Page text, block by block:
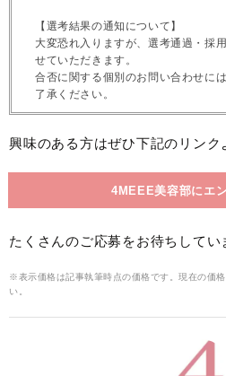
【選考結果の通知について】
大変恐れ入りますが、選考通過・採
せていただきます。
合否に関する個別のお問い合わせに
了承ください。
興味のある方はぜひ下記のリンク
4MEEE美容部にエ
たくさんのご応募をお待ちしてい
※表示価格は記事執筆時点の価格です。現在の価
い。